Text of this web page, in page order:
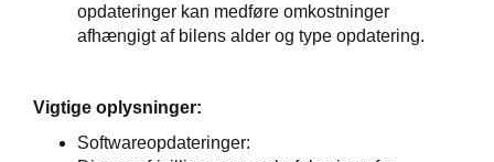
opdateringer kan medføre omkostninger
afhængigt af bilens alder og type opdatering.
Vigtige oplysninger:
Softwareopdateringer: